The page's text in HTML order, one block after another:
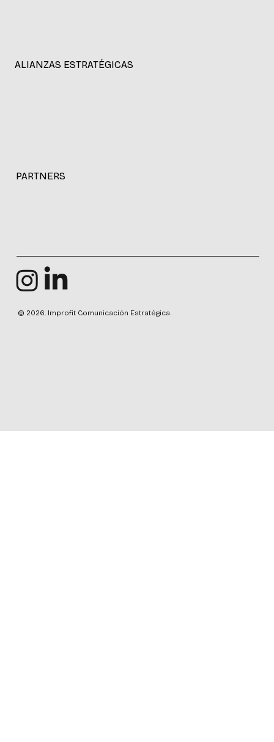
ALIANZAS ESTRATÉGICAS
PARTNERS
© 2026. Improfit Comunicación Estratégica.